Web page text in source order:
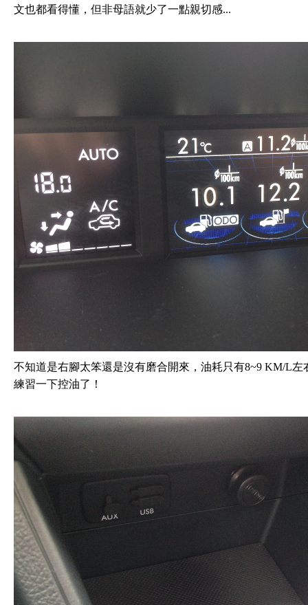
文也都看得懂，但非母語就少了一點親切感...
不知道是右腳太笨還是沒有磨合開來，油耗只有8~9 KM/L
練習一下控油了！